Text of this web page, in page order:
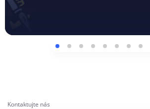
Kontaktujte nás